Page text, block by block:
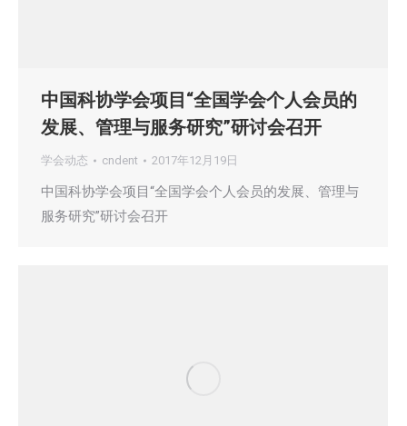
中国科协学会项目“全国学会个人会员的
发展、管理与服务研究”研讨会召开
学会动态 cndent 2017年12月19日
中国科协学会项目“全国学会个人会员的发展、管理与
服务研究”研讨会召开